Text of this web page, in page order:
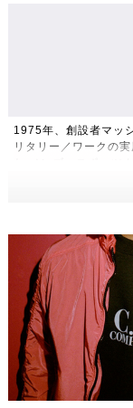
1975年、創設者マッ
リタリー／ワークの
Tristate Holdingsが
Company がスター